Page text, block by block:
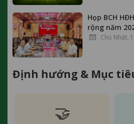
Họp BCH
rộng năm
Chủ Nhật,
Định hướng & Mục
🤝